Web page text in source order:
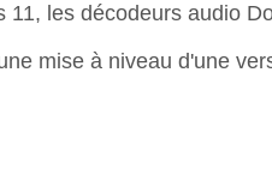
les décodeurs audio
mise à niveau d'une